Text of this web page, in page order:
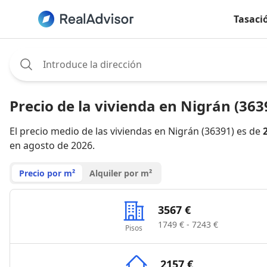
Precio de la vivienda en Nigrán
El precio medio de las viviendas en Nigrán (36391) es de
en agosto de 2026.
Precio por m² Alquiler por m²
Pisos
3567 €
1749 € - 7243 €
2157 €